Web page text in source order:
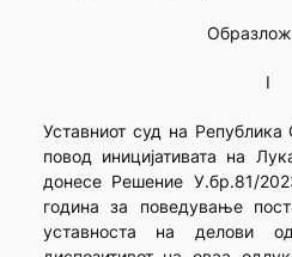
I
Уставниот суд на
повод иницијативата на
донесе Решение У.бр.81/
година за поведување
уставноста на делови